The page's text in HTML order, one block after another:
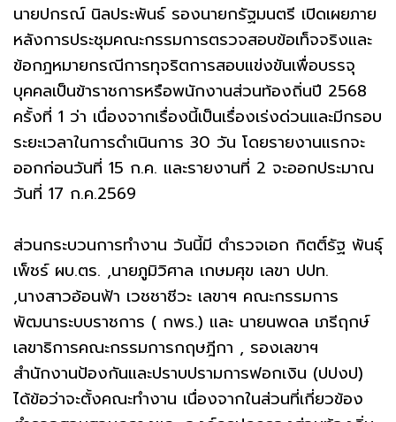
นายปกรณ์ นิลประพันธ์ รองนายกรัฐมนตรี เปิดเผยภาย
หลังการประชุมคณะกรรมการตรวจสอบข้อเท็จจริงและ
ข้อกฎหมายกรณีการทุจริตการสอบแข่งขันเพื่อบรรจุ
บุคคลเป็นข้าราชการหรือพนักงานส่วนท้องถิ่นปี 2568
ครั้งที่ 1 ว่า เนื่องจากเรื่องนี้เป็นเรื่องเร่งด่วนและมีกรอบ
ระยะเวลาในการดำเนินการ 30 วัน โดยรายงานแรกจะ
ออกก่อนวันที่ 15 ก.ค. และรายงานที่ 2 จะออกประมาณ
วันที่ 17 ก.ค.2569
ส่วนกระบวนการทำงาน วันนี้มี ตำรวจเอก กิตติ์รัฐ พันธุ์
เพ็ชร์ ผบ.ตร. ,นายภูมิวิศาล เกษมศุข เลขา ปปท.
,นางสาวอ้อนฟ้า เวชชาชีวะ เลขาฯ คณะกรรมการ
พัฒนาระบบราชการ ( กพร.) และ นายนพดล เภรีฤกษ์
เลขาธิการคณะกรรมการกฤษฎีกา , รองเลขาฯ
สำนักงานป้องกันและปราบปรามการฟอกเงิน (ปปงป)
ได้ข้อว่าจะตั้งคณะทำงาน เนื่องจากในส่วนที่เกี่ยวข้อง